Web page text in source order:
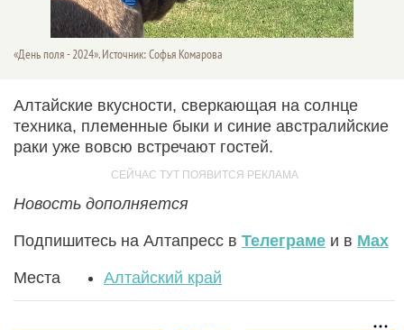
«День поля - 2024». Источник: Софья Комарова
Алтайские вкусности, сверкающая на солнце
техника, племенные быки и синие австралийские
раки уже вовсю встречают гостей.
Новость дополняется
Подпишитесь на Алтапресс в Телеграме и в Max
Места Алтайский край